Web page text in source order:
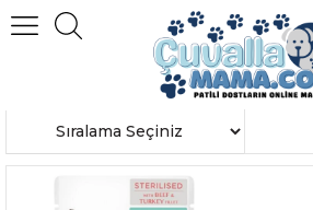
Member Login
OPTİMEAL
Sort